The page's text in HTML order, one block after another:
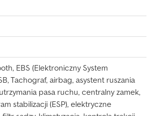
EBS (Elektroniczny System
Tachograf, airbag, asystent ruszania
pasa ruchu, centralny zamek,
stabilizacji (ESP), elektryczne